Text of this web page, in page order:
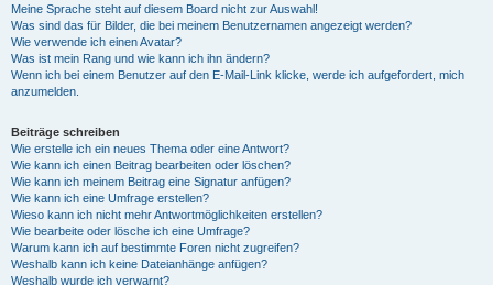
Meine Sprache steht auf diesem Board nicht zur Auswahl!
Was sind das für Bilder, die bei meinem Benutzernamen angezeigt werden?
Wie verwende ich einen Avatar?
Was ist mein Rang und wie kann ich ihn ändern?
Wenn ich bei einem Benutzer auf den E-Mail-Link klicke, werde ich aufgefordert, mich
anzumelden.
Beiträge schreiben
Wie erstelle ich ein neues Thema oder eine Antwort?
Wie kann ich einen Beitrag bearbeiten oder löschen?
Wie kann ich meinem Beitrag eine Signatur anfügen?
Wie kann ich eine Umfrage erstellen?
Wieso kann ich nicht mehr Antwortmöglichkeiten erstellen?
Wie bearbeite oder lösche ich eine Umfrage?
Warum kann ich auf bestimmte Foren nicht zugreifen?
Weshalb kann ich keine Dateianhänge anfügen?
Weshalb wurde ich verwarnt?